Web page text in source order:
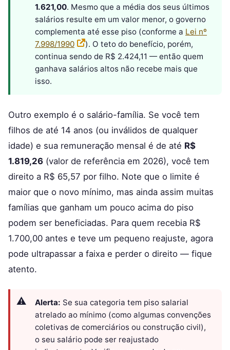
1.621,00. Mesmo que a média dos seus últimos
salários resulte em um valor menor, o governo
complementa até esse piso (conforme a Lei nº
7.998/1990
). O teto do benefício, porém,
continua sendo de R$ 2.424,11 — então quem
ganhava salários altos não recebe mais que
isso.
Outro exemplo é o salário-família. Se você tem
filhos de até 14 anos (ou inválidos de qualquer
idade) e sua remuneração mensal é de até R$
1.819,26 (valor de referência em 2026), você tem
direito a R$ 65,57 por filho. Note que o limite é
maior que o novo mínimo, mas ainda assim muitas
famílias que ganham um pouco acima do piso
podem ser beneficiadas. Para quem recebia R$
1.700,00 antes e teve um pequeno reajuste, agora
pode ultrapassar a faixa e perder o direito — fique
atento.
Alerta: Se sua categoria tem piso salarial
atrelado ao mínimo (como algumas convenções
coletivas de comerciários ou construção civil),
o seu salário pode ser reajustado